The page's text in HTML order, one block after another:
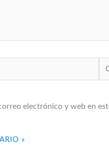
electrónico y web en